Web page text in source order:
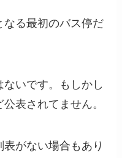
なる最初のバス停だ
いです。もしかし
表されてません。
がない場合もあり